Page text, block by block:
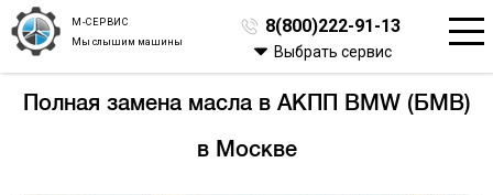
М-СЕРВИС
Мы слышим машины
8(800)222-91-13
Выбрать сервис
Полная замена масла в АКПП BMW (БМВ)
в Москве